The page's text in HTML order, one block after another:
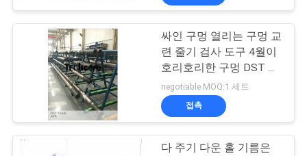
싸인 구멍 열리는 구멍 교
련 줄기 검사 도구 4월이
호리호리한 구멍 DST 공
구를 도구로 만듭니다
negotiable MOQ:1 세트
접촉
다 주기 다운 홀 기름은